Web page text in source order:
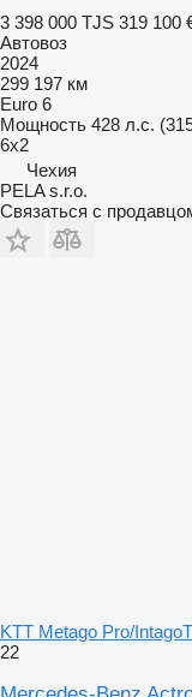
3 398 000 TJS 319 100
Автовоз
2024
299 197 км
Euro 6
Мощность 428 л.с.
6x2
Чехия
PELA s.r.o.
Связаться с
KTT Metago Pro/
22